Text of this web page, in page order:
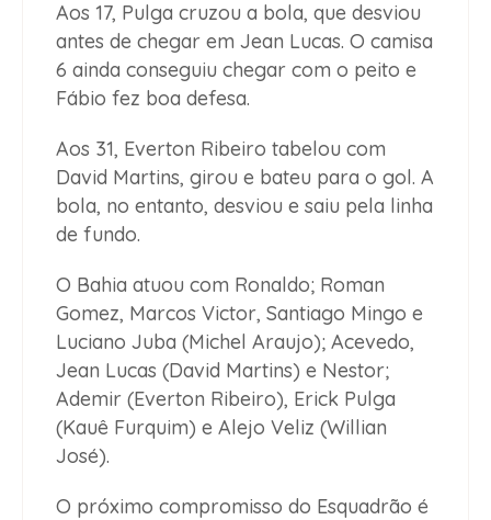
Aos 17, Pulga cruzou a bola, que desviou
antes de chegar em Jean Lucas. O camisa
6 ainda conseguiu chegar com o peito e
Fábio fez boa defesa.
Aos 31, Everton Ribeiro tabelou com
David Martins, girou e bateu para o gol. A
bola, no entanto, desviou e saiu pela linha
de fundo.
O Bahia atuou com Ronaldo; Roman
Gomez, Marcos Victor, Santiago Mingo e
Luciano Juba (Michel Araujo); Acevedo,
Jean Lucas (David Martins) e Nestor;
Ademir (Everton Ribeiro), Erick Pulga
(Kauê Furquim) e Alejo Veliz (Willian
José).
O próximo compromisso do Esquadrão é